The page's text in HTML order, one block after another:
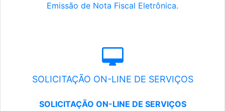
Emissão de Nota Fiscal Eletrônica.
SOLICITAÇÃO ON-LINE DE SERVIÇOS
SOLICITAÇÃO ON-LINE DE SERVIÇOS